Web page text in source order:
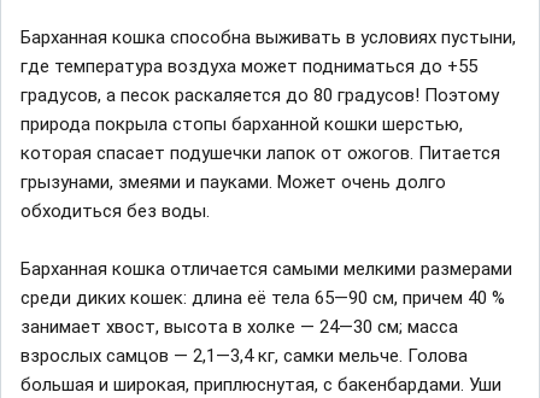
Барханная кошка способна выживать в условиях пустыни,
где температура воздуха может подниматься до +55
градусов, а песок раскаляется до 80 градусов! Поэтому
природа покрыла стопы барханной кошки шерстью,
которая спасает подушечки лапок от ожогов. Питается
грызунами, змеями и пауками. Может очень долго
обходиться без воды.
Барханная кошка отличается самыми мелкими размерами
среди диких кошек: длина её тела 65—90 см, причем 40 %
занимает хвост, высота в холке — 24—30 см; масса
взрослых самцов — 2,1—3,4 кг, самки мельче. Голова
большая и широкая, приплюснутая, с бакенбардами. Уши